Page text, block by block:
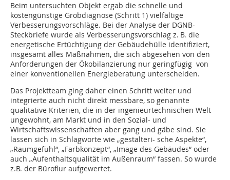
Beim untersuchten Objekt ergab die schnelle und
kostengünstige Grobdiagnose (Schritt 1) vielfältige
Verbesserungsvorschläge. Bei der Analyse der DGNB-
Steckbriefe wurde als Verbesserungsvorschlag z. B. die
energetische Ertüchtigung der Gebäudehülle identifiziert,
insgesamt alles Maßnahmen, die sich abgesehen von den
Anforderungen der Ökobilanzierung nur geringfügig von
einer konventionellen Energieberatung unterscheiden.
Das Projektteam ging daher einen Schritt weiter und
integrierte auch nicht direkt messbare, so genannte
qualitative Kriterien, die in der ingenieurtechnischen Welt
ungewohnt, am Markt und in den Sozial- und
Wirtschaftswissenschaften aber gang und gäbe sind. Sie
lassen sich in Schlagworte wie „gestalteri- sche Aspekte“,
„Raumgefühl“, „Farbkonzept“, „Image des Gebäudes“ oder
auch „Aufenthaltsqualität im Außenraum“ fassen. So wurde
z.B. der Büroflur aufgewertet.